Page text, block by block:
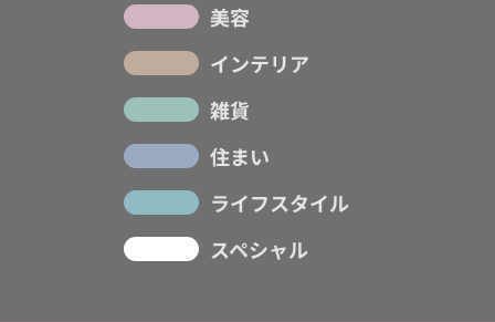
美容
インテリア
雑貨
住まい
ライフスタイル
スペシャル